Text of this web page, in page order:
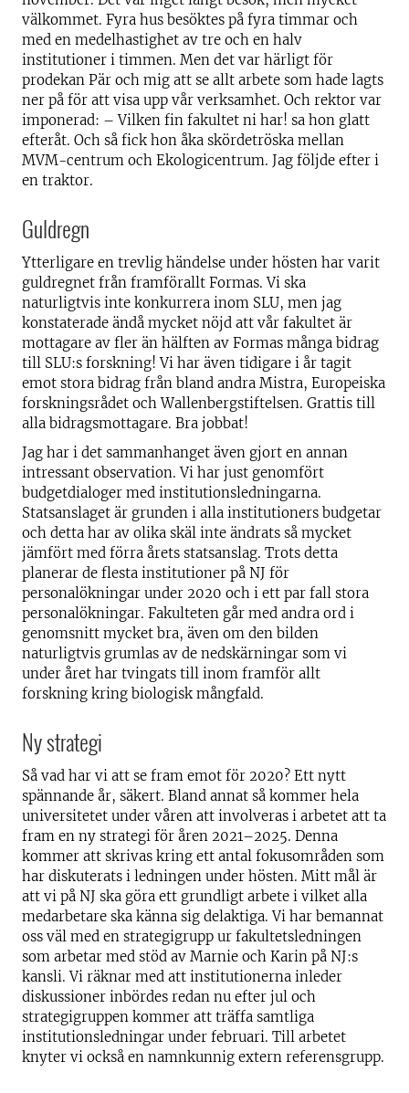
välkommet. Fyra hus besöktes på fyra timmar och
med en medelhastighet av tre och en halv
institutioner i timmen. Men det var härligt för
prodekan Pär och mig att se allt arbete som hade lagts
ner på för att visa upp vår verksamhet. Och rektor var
imponerad: – Vilken fin fakultet ni har! sa hon glatt
efteråt. Och så fick hon åka skördetröska mellan
MVM-centrum och Ekologicentrum. Jag följde efter i
en traktor.
Guldregn
Ytterligare en trevlig händelse under hösten har varit
guldregnet från framförallt Formas. Vi ska
naturligtvis inte konkurrera inom SLU, men jag
konstaterade ändå mycket nöjd att vår fakultet är
mottagare av fler än hälften av Formas många bidrag
till SLU:s forskning! Vi har även tidigare i år tagit
emot stora bidrag från bland andra Mistra, Europeiska
forskningsrådet och Wallenbergstiftelsen. Grattis till
alla bidragsmottagare. Bra jobbat!
Jag har i det sammanhanget även gjort en annan
intressant observation. Vi har just genomfört
budgetdialoger med institutionsledningarna.
Statsanslaget är grunden i alla institutioners budgetar
och detta har av olika skäl inte ändrats så mycket
jämfört med förra årets statsanslag. Trots detta
planerar de flesta institutioner på NJ för
personalökningar under 2020 och i ett par fall stora
personalökningar. Fakulteten går med andra ord i
genomsnitt mycket bra, även om den bilden
naturligtvis grumlas av de nedskärningar som vi
under året har tvingats till inom framför allt
forskning kring biologisk mångfald.
Ny strategi
Så vad har vi att se fram emot för 2020? Ett nytt
spännande år, säkert. Bland annat så kommer hela
universitetet under våren att involveras i arbetet att ta
fram en ny strategi för åren 2021–2025. Denna
kommer att skrivas kring ett antal fokusområden som
har diskuterats i ledningen under hösten. Mitt mål är
att vi på NJ ska göra ett grundligt arbete i vilket alla
medarbetare ska känna sig delaktiga. Vi har bemannat
oss väl med en strategigrupp ur fakultetsledningen
som arbetar med stöd av Marnie och Karin på NJ:s
kansli. Vi räknar med att institutionerna inleder
diskussioner inbördes redan nu efter jul och
strategigruppen kommer att träffa samtliga
institutionsledningar under februari. Till arbetet
knyter vi också en namnkunnig extern referensgrupp.